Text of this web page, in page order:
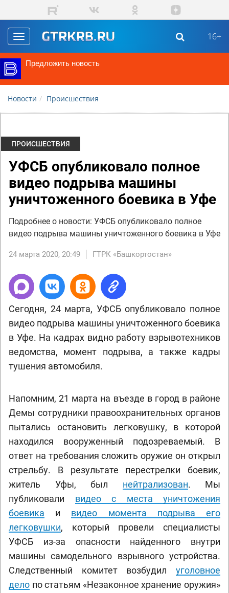
Перейти к основному содержанию
Toggle
navigation
16+
Предложить новость
Новости Происшествия
ПРОИСШЕСТВИЯ
УФСБ опубликовало полное
видео подрыва машины
уничтоженного боевика в Уфе
Подробнее о новости: УФСБ опубликовало полное
видео подрыва машины уничтоженного боевика в Уфе
24 марта 2020, 20:49 ГТРК «Башкортостан»
Сегодня, 24 марта, УФСБ опубликовало полное
видео подрыва машины уничтоженного боевика
в Уфе. На кадрах видно работу взрывотехников
ведомства, момент подрыва, а также кадры
тушения автомобиля.
Напомним, 21 марта на въезде в город в районе
Демы сотрудники правоохранительных органов
пытались остановить легковушку, в которой
находился вооруженный подозреваемый. В
ответ на требования сложить оружие он открыл
стрельбу. В результате перестрелки боевик,
житель Уфы, был нейтрализован. Мы
публиковали видео с места уничтожения
боевика и видео момента подрыва его
легковушки, который провели специалисты
УФСБ из-за опасности найденного внутри
машины самодельного взрывного устройства.
Следственный комитет возбудил уголовное
дело по статьям «Незаконное хранение оружия»